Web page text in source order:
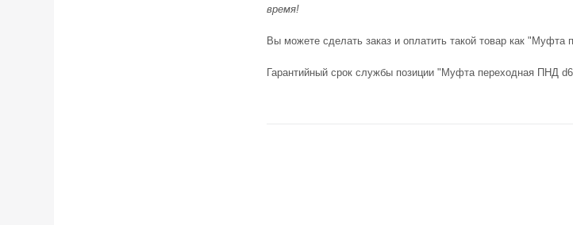
время!
Вы можете сделать заказ и оплатить такой товар как
Гарантийный срок службы позиции "Муфта переходная ПНД